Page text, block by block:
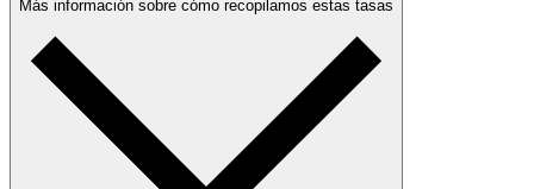
Más información sobre cómo recopilamos estas tasas